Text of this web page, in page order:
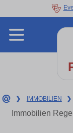
❯ IMMOBILIEN ❯
Immobilien